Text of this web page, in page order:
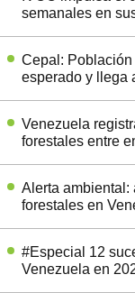
semanales en
Cepal:
esperado y llega
Venezuela
forestales entre
Alerta ambiental:
forestales en
#Especial 12
Venezuela en